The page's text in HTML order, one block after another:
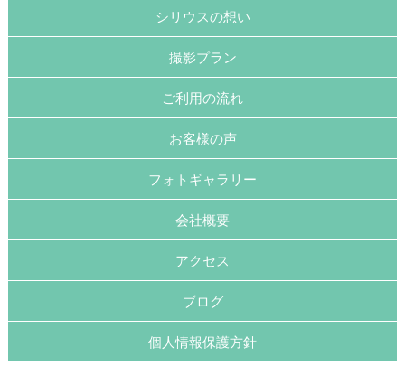
シリウスの想い
撮影プラン
ご利用の流れ
お客様の声
フォトギャラリー
会社概要
アクセス
ブログ
個人情報保護方針